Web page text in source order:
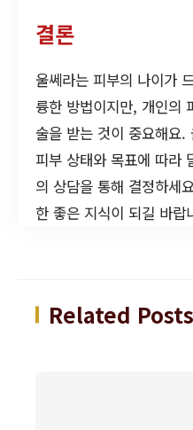
결론
울쎄라는 피부의 나이가
륭한 방법이지만, 개인의
술을 받는 것이 중요해요
피부 상태와 목표에 따라
의 상담을 통해 결정하세
한 좋은 지식이 되길 바랍
Related Posts